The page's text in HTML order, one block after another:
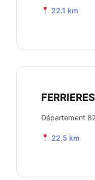
22.1 km
Département
22.5 km